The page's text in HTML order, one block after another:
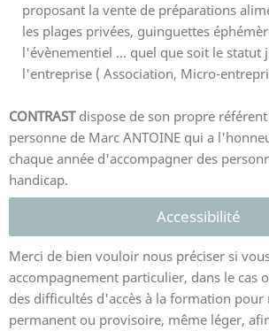
proposant la vente de préparations
les plages privées, guinguettes
l'évènementiel ... quel que soit le statut
l'entreprise ( Association, Micro-
CONTRASTdispose de son propre
personne de Marc ANTOINE qui a
chaque année d'accompagner des
handicap.
Accessibilité
Merci de bien vouloir nous préciser si
accompagnement particulier, dans le cas
des difficultés d'accès à la formation pour
permanent ou provisoire, même léger,